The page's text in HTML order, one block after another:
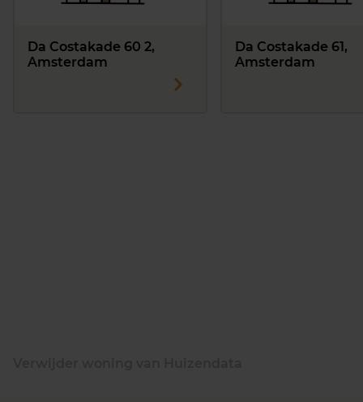
Da Costakade 60 2,
Amsterdam
Da Costakade 61,
Amsterdam